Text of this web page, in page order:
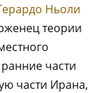
Ньоли
теории
части
части Ирана,